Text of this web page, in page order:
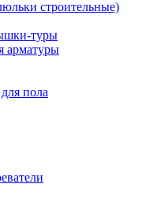
строительные)
туры
арматуры
пола